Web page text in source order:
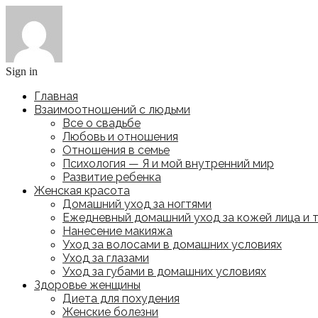
Sign in
Главная
Взаимоотношений с людьми
Все о свадьбе
Любовь и отношения
Отношения в семье
Психология — Я и мой внутренний мир
Развитие ребенка
Женская красота
Домашний уход за ногтями
Ежедневный домашний уход за кожей лица и
Нанесение макияжа
Уход за волосами в домашних условиях
Уход за глазами
Уход за губами в домашних условиях
Здоровье женщины
Диета для похудения
Женские болезни